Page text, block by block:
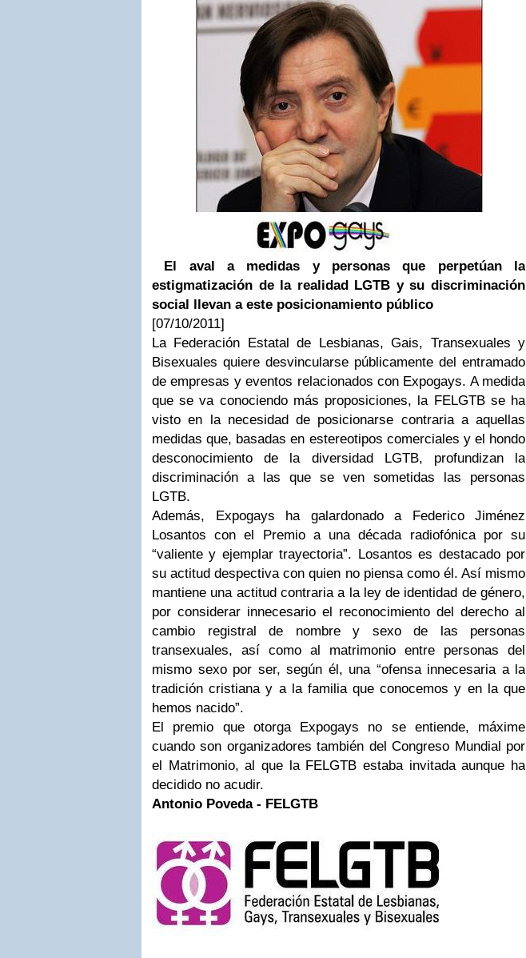
El aval a medidas y personas que perpetúan la
estigmatización de la realidad LGTB y su discriminación
social llevan a este posicionamiento público
[07/10/2011]
La Federación Estatal de Lesbianas, Gais, Transexuales y
Bisexuales quiere desvincularse públicamente del entramado
de empresas y eventos relacionados con Expogays. A medida
que se va conociendo más proposiciones, la FELGTB se ha
visto en la necesidad de posicionarse contraria a aquellas
medidas que, basadas en estereotipos comerciales y el hondo
desconocimiento de la diversidad LGTB, profundizan la
discriminación a las que se ven sometidas las personas
LGTB.
Además, Expogays ha galardonado a Federico Jiménez
Losantos con el Premio a una década radiofónica por su
“valiente y ejemplar trayectoria”. Losantos es destacado por
su actitud despectiva con quien no piensa como él. Así mismo
mantiene una actitud contraria a la ley de identidad de género,
por considerar innecesario el reconocimiento del derecho al
cambio registral de nombre y sexo de las personas
transexuales, así como al matrimonio entre personas del
mismo sexo por ser, según él, una “ofensa innecesaria a la
tradición cristiana y a la familia que conocemos y en la que
hemos nacido”.
El premio que otorga Expogays no se entiende, máxime
cuando son organizadores también del Congreso Mundial por
el Matrimonio, al que la FELGTB estaba invitada aunque ha
decidido no acudir.
Antonio Poveda - FELGTB